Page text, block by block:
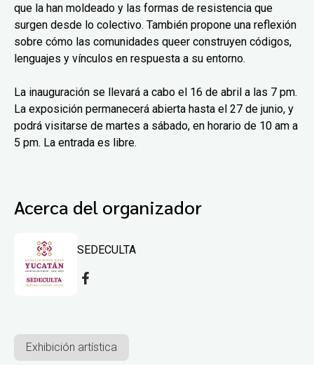
que la han moldeado y las formas de resistencia que
surgen desde lo colectivo. También propone una reflexión
sobre cómo las comunidades queer construyen códigos,
lenguajes y vínculos en respuesta a su entorno.
La inauguración se llevará a cabo el 16 de abril a las 7 pm.
La exposición permanecerá abierta hasta el 27 de junio, y
podrá visitarse de martes a sábado, en horario de 10 am a
5 pm. La entrada es libre.
Acerca del organizador
SEDECULTA
Exhibición artística